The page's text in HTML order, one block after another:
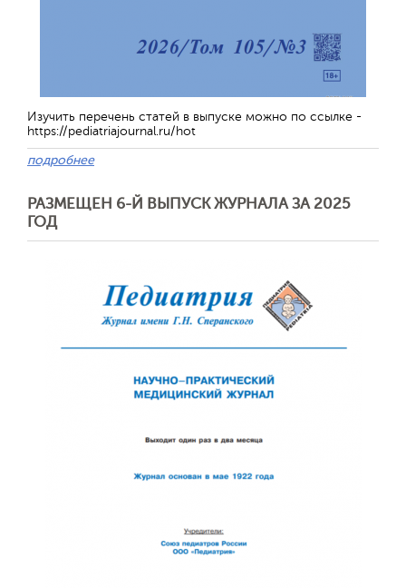
Изучить перечень статей в выпуске можно по ссылке -
https://pediatriajournal.ru/hot
подробнее
РАЗМЕЩЕН 6-Й ВЫПУСК ЖУРНАЛА ЗА 2025
ГОД